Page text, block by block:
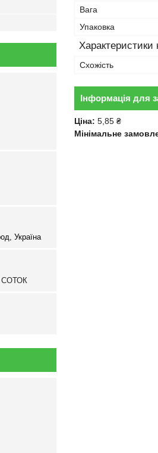
Вага
Упаковка
Характеристики
Схожість
Інформація для
Ціна: 5,85 ₴
Мінімальне
Україна
СОТОК